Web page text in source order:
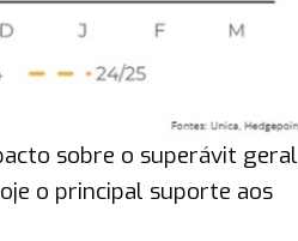
sobre o superávit geral
o principal suporte aos